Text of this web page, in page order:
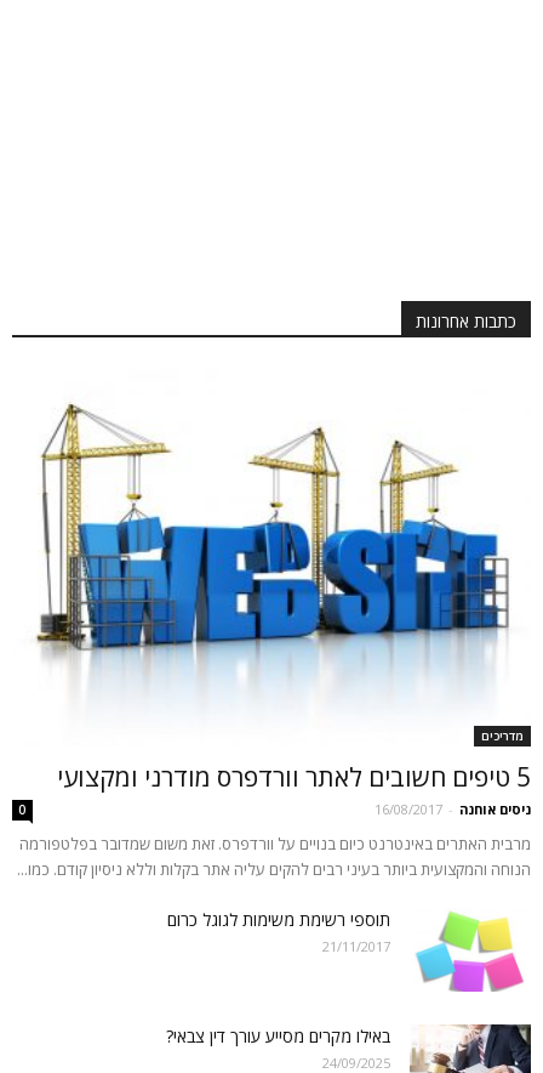
כתבות אחרונות
מדריכים
5 טיפים חשובים לאתר וורדפרס מודרני ומקצועי
ניסים אוחנה -
16/08/2017
0
מרבית האתרים באינטרנט כיום בנויים על וורדפרס. זאת משום שמדובר בפלטפורמה
הנוחה והמקצועית ביותר בעיני רבים להקים עליה אתר בקלות וללא ניסיון קודם. כמו...
תוספי רשימת משימות לגוגל כרום
21/11/2017
באילו מקרים מסייע עורך דין צבאי?
24/09/2025